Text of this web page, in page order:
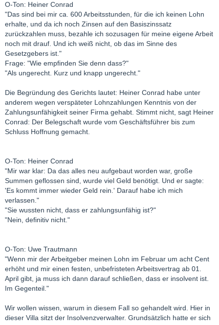
O-Ton: Heiner Conrad
"Das sind bei mir ca. 600 Arbeitsstunden, für die ich keinen Lohn
erhalte, und da ich noch Zinsen auf den Basiszinssatz
zurückzahlen muss, bezahle ich sozusagen für meine eigene Arbeit
noch mit drauf. Und ich weiß nicht, ob das im Sinne des
Gesetzgebers ist."
Frage: "Wie empfinden Sie denn dass?"
"Als ungerecht. Kurz und knapp ungerecht."
Die Begründung des Gerichts lautet: Heiner Conrad habe unter
anderem wegen verspäteter Lohnzahlungen Kenntnis von der
Zahlungsunfähigkeit seiner Firma gehabt. Stimmt nicht, sagt Heiner
Conrad: Der Belegschaft wurde vom Geschäftsführer bis zum
Schluss Hoffnung gemacht.
O-Ton: Heiner Conrad
"Mir war klar: Da das alles neu aufgebaut worden war, große
Summen geflossen sind, wurde viel Geld benötigt. Und er sagte:
'Es kommt immer wieder Geld rein.' Darauf habe ich mich
verlassen."
"Sie wussten nicht, dass er zahlungsunfähig ist?"
"Nein, definitiv nicht."
O-Ton: Uwe Trautmann
"Wenn mir der Arbeitgeber meinen Lohn im Februar um acht Cent
erhöht und mir einen festen, unbefristeten Arbeitsvertrag ab 01.
April gibt, ja muss ich dann darauf schließen, dass er insolvent ist.
Im Gegenteil."
Wir wollen wissen, warum in diesem Fall so gehandelt wird. Hier in
dieser Villa sitzt der Insolvenzverwalter. Grundsätzlich hatte er sich